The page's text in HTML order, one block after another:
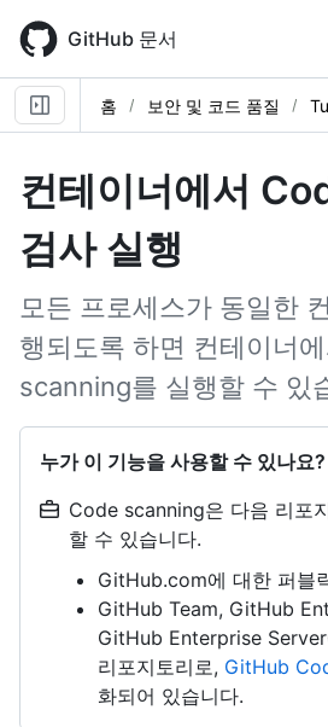
main
content
GitHub 문서
홈 보안 및 코드 품질
컨테이너에서
검사 실행
모든 프로세스가 동일한
행되도록 하면 컨테이너
scanning를 실행할 수 있
누가 이 기능을 사용할 수 있나요?
Code scanning은 다음 리포
할 수 있습니다.
GitHub.com에 대한 퍼블
GitHub Team, GitHub
GitHub Enterprise
리포지토리로, GitHub
화되어 있습니다.